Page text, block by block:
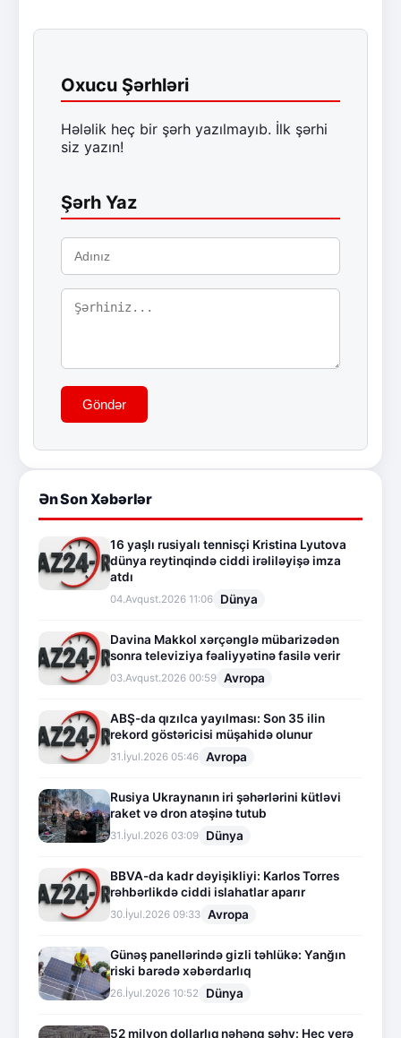
Oxucu Şərhləri
Hələlik heç bir şərh yazılmayıb. İlk şərhi
siz yazın!
Şərh Yaz
Göndər
Ən Son Xəbərlər
16 yaşlı rusiyalı tennisçi Kristina Lyutova
dünya reytinqində ciddi irəliləyişə imza
atdı
04.Avqust.2026 11:06 Dünya
Davina Makkol xərçənglə mübarizədən
sonra televiziya fəaliyyətinə fasilə verir
03.Avqust.2026 00:59 Avropa
ABŞ-da qızılca yayılması: Son 35 ilin
rekord göstəricisi müşahidə olunur
31.İyul.2026 05:46 Avropa
Rusiya Ukraynanın iri şəhərlərini kütləvi
raket və dron atəşinə tutub
31.İyul.2026 03:09 Dünya
BBVA-da kadr dəyişikliyi: Karlos Torres
rəhbərlikdə ciddi islahatlar aparır
30.İyul.2026 09:33 Avropa
Günəş panellərində gizli təhlükə: Yanğın
riski barədə xəbərdarlıq
26.İyul.2026 10:52 Dünya
52 milyon dollarlıq nəhəng səhv: Heç yerə